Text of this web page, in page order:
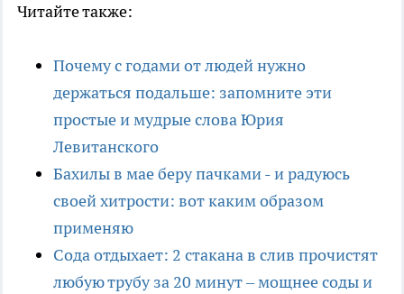
Читайте также:
Почему с годами от людей нужно
держаться подальше: запомните эти
простые и мудрые слова Юрия
Левитанского
Бахилы в мае беру пачками - и радуюсь
своей хитрости: вот каким образом
применяю
Сода отдыхает: 2 стакана в слив прочистят
любую трубу за 20 минут – мощнее соды и